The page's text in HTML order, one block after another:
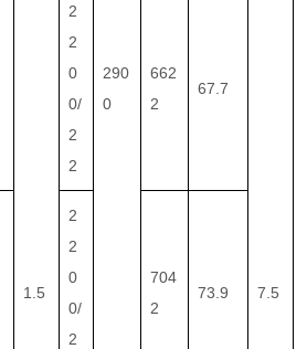
290
0
1.5
2
2
0
0/
2
2
662
2
67.7
7.5
2
2
0
0/
2
704
2
73.9